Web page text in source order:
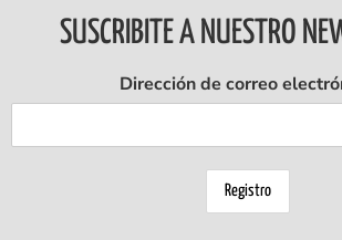
SUSCRIBITE A NUESTRO
Dirección de correo